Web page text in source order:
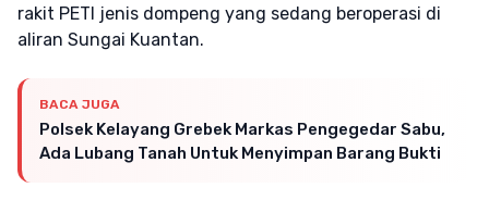
rakit PETI jenis dompeng yang sedang beroperasi di
aliran Sungai Kuantan.
BACA JUGA
Polsek Kelayang Grebek Markas Pengegedar Sabu,
Ada Lubang Tanah Untuk Menyimpan Barang Bukti